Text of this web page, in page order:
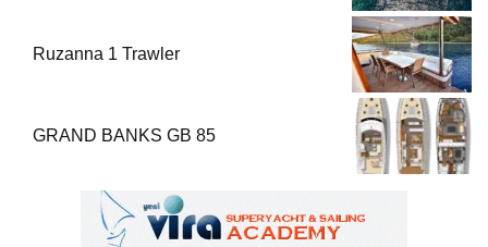
Ruzanna 1 Trawler
GRAND BANKS GB 85